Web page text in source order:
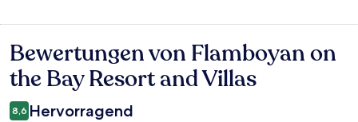
Bewertungen
Bewertungen von Flamboyan on
the Bay Resort and Villas
8,6 Hervorragend